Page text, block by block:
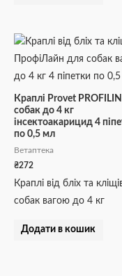
Краплі Provet
собак до 4 кг
інсектоакарицид 4
по 0,5 мл
Ветаптека
₴272
Краплі від бліх та
собак вагою до 4 кг
Додати в кошик